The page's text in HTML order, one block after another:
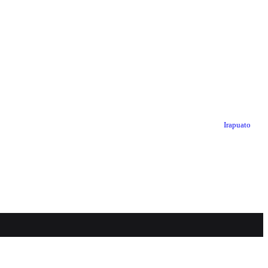
Irapuato